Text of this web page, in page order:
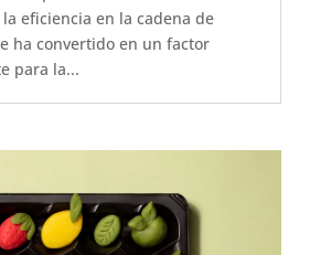
eficiencia en la cadena de
ha convertido en un factor
para la...